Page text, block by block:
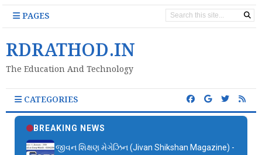
PAGES
RDRATHOD.IN
The Education And Technology
CATEGORIES
BREAKING NEWS
જીવન શિક્ષણ મેગેઝિન (Jivan Shikshan Magazine) -